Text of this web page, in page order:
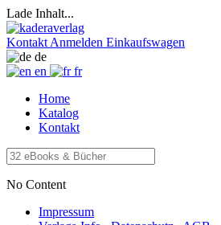
Lade Inhalt...
Kontakt Anmelden Einkaufswagen
de
en
fr
Home
Katalog
Kontakt
No Content
Impressum